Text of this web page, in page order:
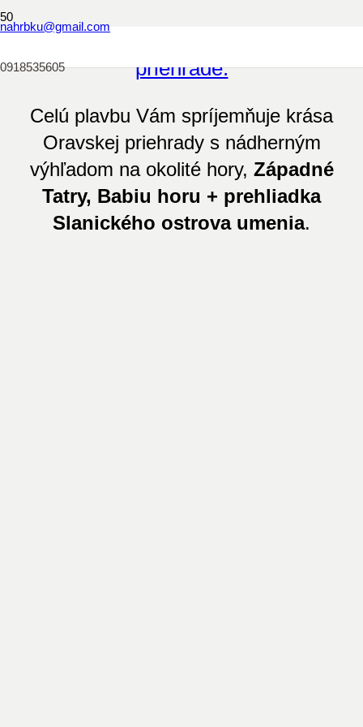
nahrbku@gmail.com
0918535605
Vyhliadkové plavby po Oravskej
priehrade.
Celú plavbu Vám spríjemňuje krása
Oravskej priehrady s nádherným
výhľadom na okolité hory, Západné
Tatry, Babiu horu + prehliadka
Slanického ostrova umenia.